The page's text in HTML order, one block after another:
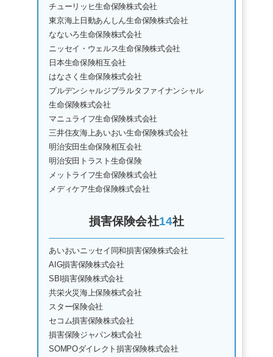
チューリッヒ生命保険株式会社
東京海上日動あんしん生命保険株式会社
なないろ生命保険株式会社
ニッセイ・ウェルス生命保険株式会社
日本生命保険相互会社
はなさく生命保険株式会社
プルデンシャルジブラルタファイナンシャル
生命保険株式会社
マニュライフ生命保険株式会社
三井住友海上あいおい生命保険株式会社
明治安田生命保険相互会社
明治安田トラスト生命保険
メットライフ生命保険株式会社
メディケア生命保険株式会社
損害保険会社14社
あいおいニッセイ同和損害保険株式会社
AIG損害保険株式会社
SBI損害保険株式会社
共栄火災海上保険株式会社
スター保険会社
セコム損害保険株式会社
損害保険ジャパン株式会社
SOMPOダイレクト損害保険株式会社